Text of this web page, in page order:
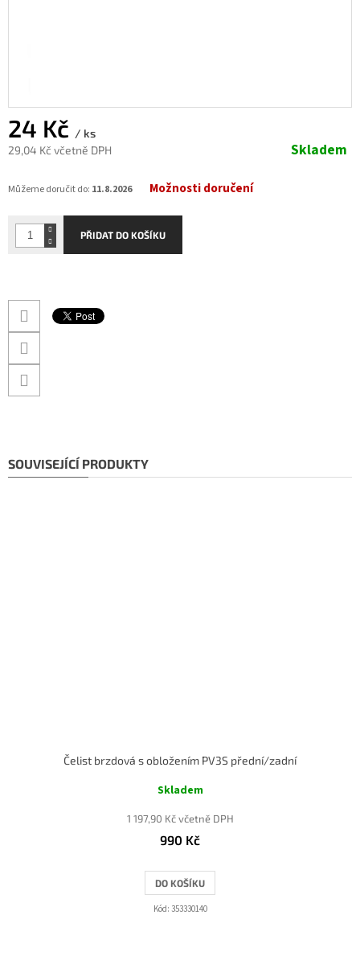
24 Kč / ks
29,04 Kč včetně DPH
cena:
Skladem
Můžeme doručit do: 11.8.2026 Možnosti doručení
PŘIDAT DO KOŠÍKU
SOUVISEJÍCÍ PRODUKTY
Čelist brzdová s obložením PV3S přední/zadní
Skladem
1 197,90 Kč včetně DPH
990 Kč
DO KOŠÍKU
Kód: 353330140